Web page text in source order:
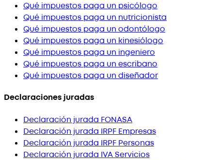
Qué impuestos paga un psicólogo
Qué impuestos paga un nutricionista
Qué impuestos paga un odontólogo
Qué impuestos paga un kinesiólogo
Qué impuestos paga un ingeniero
Qué impuestos paga un escribano
Qué impuestos paga un diseñador
Declaraciones juradas
Declaración jurada FONASA
Declaración jurada IRPF Empresas
Declaración jurada IRPF Personas
Declaración jurada IVA Servicios